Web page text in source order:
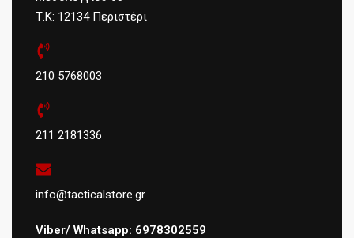
Τ.Κ: 12134 Περιστέρι
210 5768003
211 2181336
info@tacticalstore.gr
Viber/ Whatsapp: 6978302559